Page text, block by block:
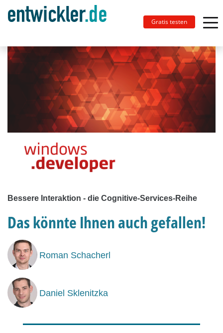
Gratis testen
Bessere Interaktion - die Cognitive-Services-Reihe
Das könnte Ihnen auch gefallen!
Roman Schacherl
Daniel Sklenitzka